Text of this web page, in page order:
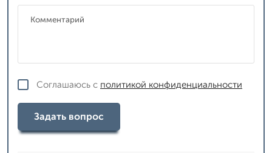
Соглашаюсь с политикой конфиденциальности
Задать вопрос